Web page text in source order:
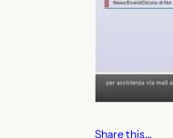
Share this…